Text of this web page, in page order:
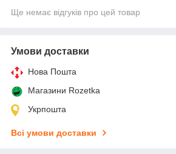
Ще немає відгуків про цей товар
Умови доставки
Нова Пошта
Магазини Rozetka
Укрпошта
Всі умови доставки